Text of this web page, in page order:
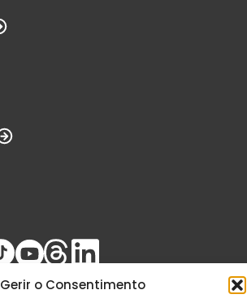
Gerir o Consentimento